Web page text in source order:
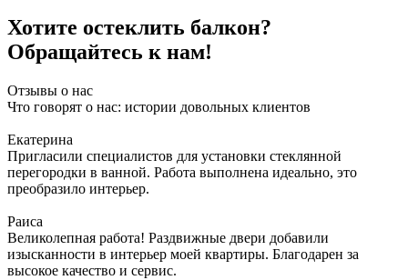
Хотите остеклить балкон?
Обращайтесь к нам!
Отзывы о нас
Что говорят о нас: истории довольных клиентов
Екатерина
Пригласили специалистов для установки стеклянной
перегородки в ванной. Работа выполнена идеально, это
преобразило интерьер.
Раиса
Великолепная работа! Раздвижные двери добавили
изысканности в интерьер моей квартиры. Благодарен за
высокое качество и сервис.